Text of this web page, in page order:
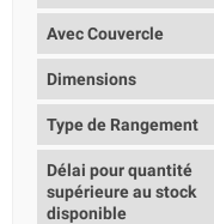
Avec Couvercle
Dimensions
Type de Rangement
Délai pour quantité
supérieure au stock
disponible